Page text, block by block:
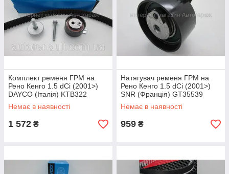
Комплект ременя ГРМ на
Рено Кенго 1.5 dCi (2001>)
DAYCO (Італія) KTB322
Немає в наявності
1 572 ₴
Натягувач ременя ГРМ на
Рено Кенго 1.5 dCi (2001>)
SNR (Франція) GT35539
Немає в наявності
959 ₴